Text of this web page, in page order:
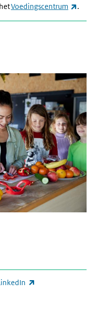
Voedingscentrum (link
.
external)